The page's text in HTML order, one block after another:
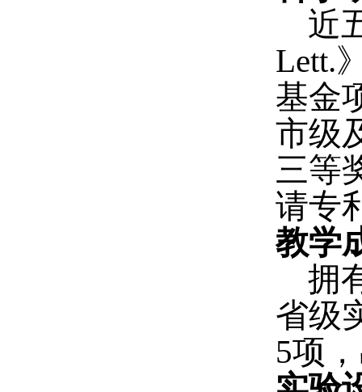
近
Lett.
基金
市级
三等
请专
教学
拥
省级
5项 ，